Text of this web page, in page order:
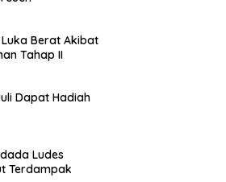
Berat Akibat
Tahap II
Dapat Hadiah
Ludes
Terdampak